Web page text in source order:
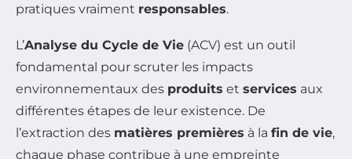
pratiques vraiment responsables.
L’Analyse du Cycle de Vie (ACV) est un outil
fondamental pour scruter les impacts
environnementaux des produits et services aux
différentes étapes de leur existence. De
l’extraction des matières premières à la fin de vie,
chaque phase contribue à une empreinte